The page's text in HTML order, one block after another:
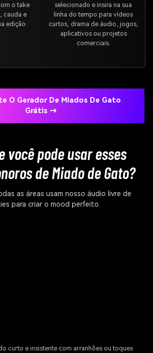
o take
cauda e
edição.
selecionado e insira na sua
linha do tempo para vídeos
curtos, drama de áudio, jogos,
aplicativos ou projetos
comerciais.
O Gerador De Miados De Gato
Grátis →
você pode usar esses
de Miado de Gato?
as áreas usam nosso áudio livre de
para criar o mood perfeito.
curto e insistente com arranhões ou toques